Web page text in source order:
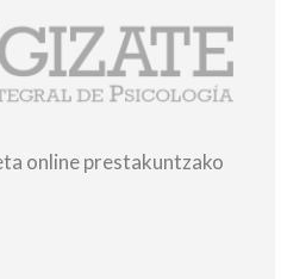
online prestakuntzako